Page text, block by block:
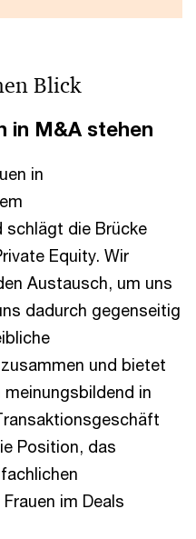
Blick
in M&A stehen
in
die Brücke
Equity. Wir
Austausch, um uns
dadurch gegenseitig
und bietet
in
Position, das
im Deals